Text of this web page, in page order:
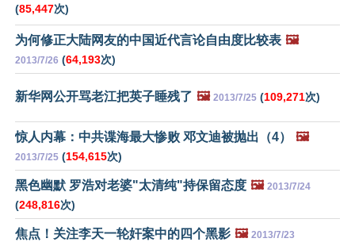
(85,447次)
为何修正大陆网友的中国近代言论自由度比较表 🖼️
2013/7/26 (64,193次)
新华网公开骂老江把英子睡残了 🖼️ 2013/7/25 (109,271次)
惊人内幕：中共谍海最大惨败 邓文迪被抛出（4） 🖼️
2013/7/25 (154,615次)
黑色幽默 罗浩对老婆"太清纯"持保留态度 🖼️ 2013/7/24
(248,816次)
焦点！关注李天一轮奸案中的四个黑影 🖼️ 2013/7/23